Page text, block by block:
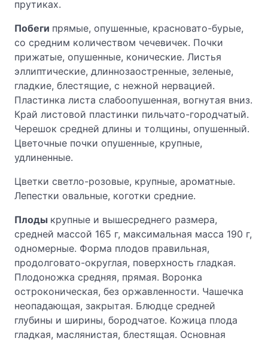
прутиках.
Побеги прямые, опушенные, красновато-бурые,
со средним количеством чечевичек. Почки
прижатые, опушенные, конические. Листья
эллиптические, длиннозаостренные, зеленые,
гладкие, блестящие, с нежной нервацией.
Пластинка листа слабоопушенная, вогнутая вниз.
Край листовой пластинки пильчато-городчатый.
Черешок средней длины и толщины, опушенный.
Цветочные почки опушенные, крупные,
удлиненные.
Цветки светло-розовые, крупные, ароматные.
Лепестки овальные, коготки средние.
Плоды крупные и вышесреднего размера,
средней массой 165 г, максимальная масса 190 г,
одномерные. Форма плодов правильная,
продолговато-округлая, поверхность гладкая.
Плодоножка средняя, прямая. Воронка
остроконическая, без оржавленности. Чашечка
неопадающая, закрытая. Блюдце средней
глубины и ширины, бородчатое. Кожица плода
гладкая, маслянистая, блестящая. Основная